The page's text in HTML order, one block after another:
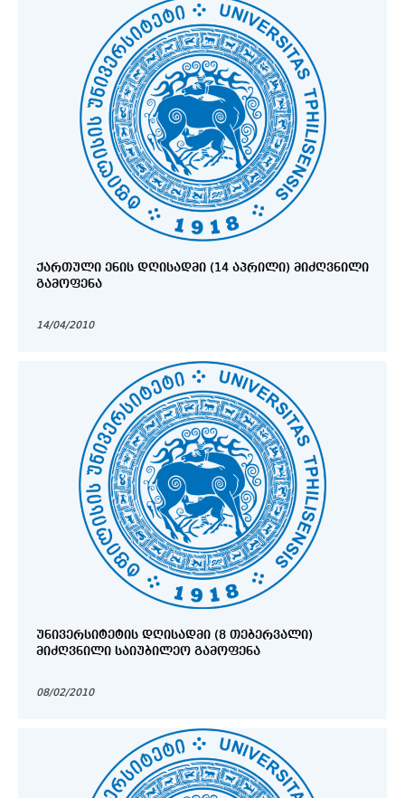
ᲥᲐᲠᲗᲣᲚᲘ ᲔᲜᲘᲡ ᲓᲦᲘᲡᲐᲓᲛᲘ (14 ᲐᲞᲠᲘᲚᲘ) ᲛᲘᲫᲦᲕᲜᲘᲚᲘ
ᲒᲐᲛᲝᲤᲔᲜᲐ
14/04/2010
ᲣᲜᲘᲕᲔᲠᲡᲘᲢᲔᲢᲘᲡ ᲓᲦᲘᲡᲐᲓᲛᲘ (8 ᲗᲔᲑᲔᲠᲕᲐᲚᲘ)
ᲛᲘᲫᲦᲕᲜᲘᲚᲘ ᲡᲐᲘᲣᲑᲘᲚᲔᲝ ᲒᲐᲛᲝᲤᲔᲜᲐ
08/02/2010